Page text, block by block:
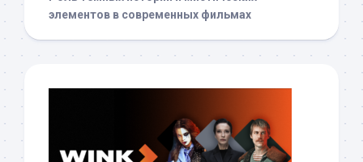
элементов в современных фильмах